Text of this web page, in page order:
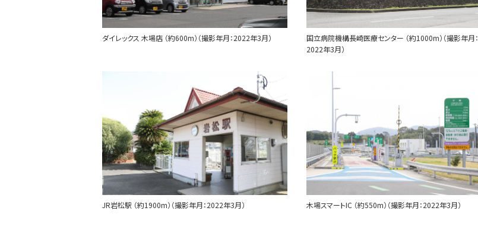
ダイレックス 木場店 （約600m）（撮影年月：2022年3月）
国立病院機構長崎医療センター （約1000m）（撮影年月：
2022年3月）
JR岩松駅 （約1900m）（撮影年月：2022年3月） 木場スマートIC （約550m）（撮影年月：2022年3月）